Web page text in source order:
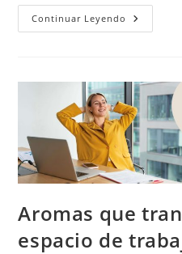
Continuar Leyendo
Aromas que
espacio de